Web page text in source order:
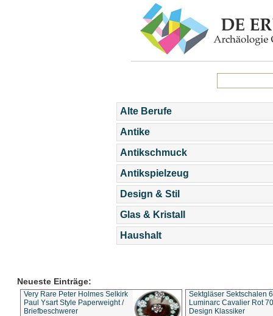
Alte Berufe
Antike
Antikschmuck
Antikspielzeug
Design & Stil
Glas & Kristall
Haushalt
Neueste Einträge:
Very Rare Peter Holmes Selkirk
Paul Ysart Style Paperweight /
Briefbeschwerer
Sektgläser Sektschalen
Luminarc Cavalier Rot
Design Klassiker